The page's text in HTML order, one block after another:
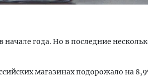
года. Но в последние
магазинах подорожало на
на горы.
Архитектурный код
стандартом